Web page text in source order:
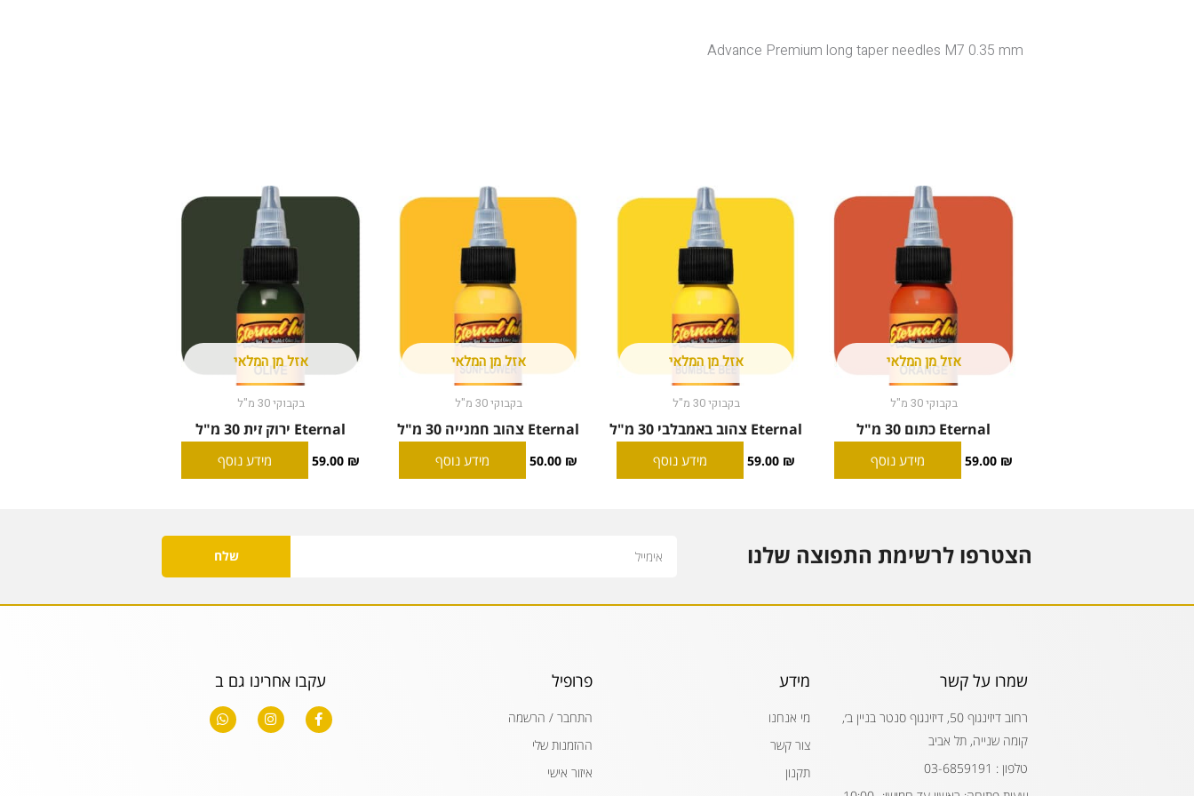
Advance Premium long taper needles M7 0.35 mm
אזל מן המלאי
בקבוקי 30 מ"ל
Eternal כתום 30 מ"ל
59.00 ₪ מידע נוסף
אזל מן המלאי
בקבוקי 30 מ"ל
Eternal צהוב באמבלבי 30 מ"ל
59.00 ₪ מידע נוסף
אזל מן המלאי
בקבוקי 30 מ"ל
Eternal צהוב חמנייה 30 מ"ל
50.00 ₪ מידע נוסף
אזל מן המלאי
בקבוקי 30 מ"ל
Eternal ירוק זית 30 מ"ל
59.00 ₪ מידע נוסף
הצטרפו לרשימת התפוצה שלנו שלח
שמרו על קשר
רחוב דיזינגוף 50, דיזינגוף סנטר בניין ב׳,
קומה שנייה, תל אביב
טלפון : 03-6859191
מידע
מי אנחנו
צור קשר
תקנון
פרופיל
התחבר / הרשמה
ההזמנות שלי
איזור אישי
עקבו אחרינו גם ב
F
a
c
I
n
s
W
h
a